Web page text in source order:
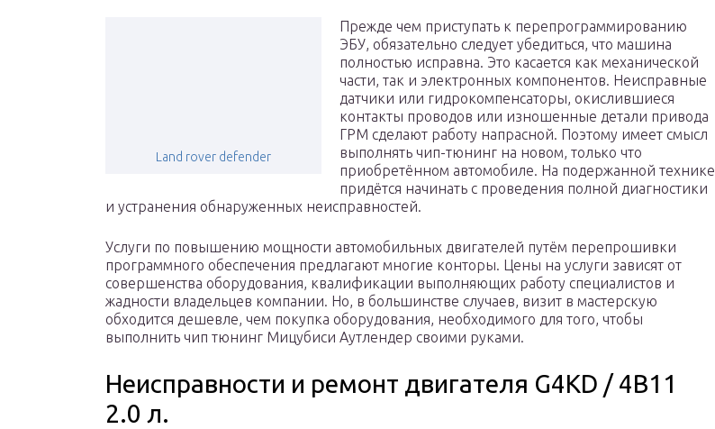
Land rover defender
Прежде чем приступать к перепрограммированию
ЭБУ, обязательно следует убедиться, что машина
полностью исправна. Это касается как механической
части, так и электронных компонентов. Неисправные
датчики или гидрокомпенсаторы, окислившиеся
контакты проводов или изношенные детали привода
ГРМ сделают работу напрасной. Поэтому имеет смысл
выполнять чип-тюнинг на новом, только что
приобретённом автомобиле. На подержанной технике
придётся начинать с проведения полной диагностики
и устранения обнаруженных неисправностей.
Услуги по повышению мощности автомобильных двигателей путём перепрошивки
программного обеспечения предлагают многие конторы. Цены на услуги зависят от
совершенства оборудования, квалификации выполняющих работу специалистов и
жадности владельцев компании. Но, в большинстве случаев, визит в мастерскую
обходится дешевле, чем покупка оборудования, необходимого для того, чтобы
выполнить чип тюнинг Мицубиси Аутлендер своими руками.
Неисправности и ремонт двигателя G4KD / 4B11
2.0 л.